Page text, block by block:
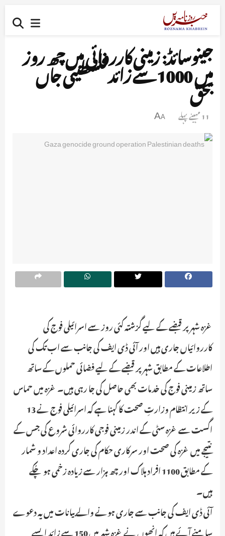
جینوسائڈ: زمینی کارروائی میں چھ روز
میں 1000 سے زائد فلسطینی جاں بحق
11 مہینے پہلے A
A
غزہ شہر پر قبضے کے لیے گزشتہ کئی روز سے اسرائیلی فوج کی
کارروائیاں جاری ہیں اور آئی ڈی ایف کی جانب سے اب تک کی
اطلاعات کے مطابق شہر پر قبضے کے لیے فضائی حملوں کے ساتھ
ساتھ زمینی فوج کی خدمات بھی حاصل کی جا رہی ہیں۔ غزہ میں حماس
کے زیر انتظام وزارتِ صحت کا کہنا ہے کہ اسرائیلی فوج نے 13
اگست سے غزہ سٹی کے اندر زمینی فوجی کارروائی شروع کی جس کے
نتیجے میں غزہ کی صحت اور سرکاری حکام کی جاری کردہ اعداد و شمار
کے مطابق 1100 افراد ہلاک اور چھ ہزار سے زیادہ زخمی ہو چُکے
ہیں۔
آئی ڈی ایف کی جانب سے جاری ہونے والے بیانات میں یہ دعوے
سامنے آئے ہیں کہ انھوں نے غزہ شہر میں 150 سے زائد ایسے